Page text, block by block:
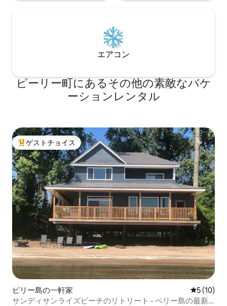
エアコン
ピーリー町にあるその他の素敵なバケ
ーションレンタル
大好評のゲストチョイスです。
ゲストチョイス
ピリー島の一軒家 レビュー
5 (10)
サンディサンライズビーチのリトリート - ペリー島の最新